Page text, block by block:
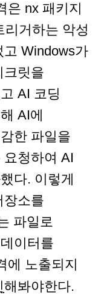
은 nx 패키지
리거하는 악성
Windows가
크릿을
AI 코딩
AI에
한 파일을
청하여 AI
다. 이렇게
장소를
파일로
이터를
에 노출되지
해봐야한다.